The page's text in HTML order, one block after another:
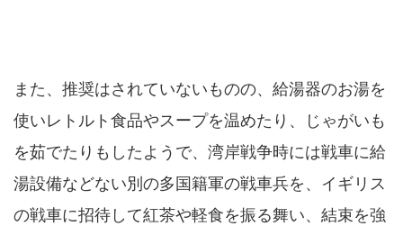
また、推奨はされていないものの、給湯器のお湯を
使いレトルト食品やスープを温めたり、じゃがいも
を茹でたりもしたようで、湾岸戦争時には戦車に給
湯設備などない別の多国籍軍の戦車兵を、イギリス
の戦車に招待して紅茶や軽食を振る舞い、結束を強